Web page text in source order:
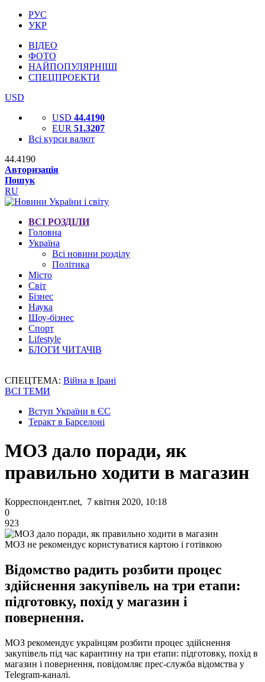
РУС
УКР
ВІДЕО
ФОТО
НАЙПОПУЛЯРНІШІ
СПЕЦПРОЕКТИ
USD
USD 44.4190
EUR 51.3207
Всі курси валют
44.4190
Авторизація
Пошук
RU
ВСІ РОЗДІЛИ
Головна
Україна
Всі новини розділу
Політика
Місто
Світ
Бізнес
Наука
Шоу-бізнес
Спорт
Lifestyle
БЛОГИ ЧИТАЧІВ
СПЕЦТЕМА: Війна в Ірані
ВСІ ТЕМИ
Вступ України в ЄС
Теракт в Барселоні
МОЗ дало поради, як
правильно ходити в магазин
Корреспондент.net, 7 квітня 2020, 10:18
0
923
МОЗ не рекомендує користуватися картою і готівкою
Відомство радить розбити процес
здійснення закупівель на три етапи:
підготовку, похід у магазин і
повернення.
МОЗ рекомендує українцям розбити процес здійснення
закупівель під час карантину на три етапи: підготовку, похід в
магазин і повернення, повідомляє прес-служба відомства у
Telegram-каналі.